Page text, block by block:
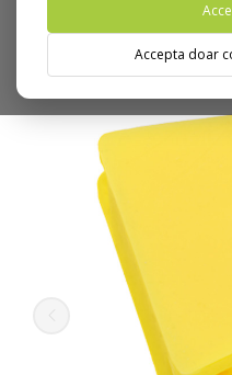
Accepta doar
Nu puteti plasa comenzi din
(United States).